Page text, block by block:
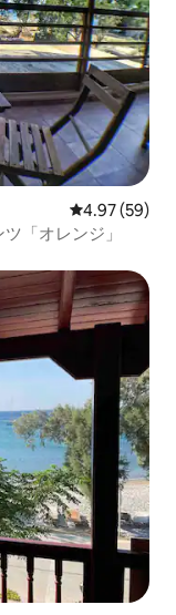
レビュー59
4.97 (59)
「オレンジ」